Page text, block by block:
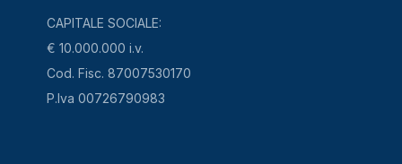
CAPITALE SOCIALE:
€ 10.000.000 i.v.
Cod. Fisc. 87007530170
P.Iva 00726790983